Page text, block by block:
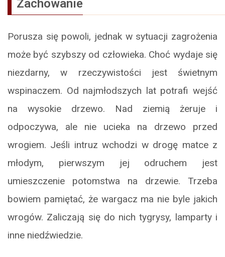
Zachowanie
Porusza się powoli, jednak w sytuacji zagrożenia
może być szybszy od człowieka. Choć wydaje się
niezdarny, w rzeczywistości jest świetnym
wspinaczem. Od najmłodszych lat potrafi wejść
na wysokie drzewo. Nad ziemią żeruje i
odpoczywa, ale nie ucieka na drzewo przed
wrogiem. Jeśli intruz wchodzi w drogę matce z
młodym, pierwszym jej odruchem jest
umieszczenie potomstwa na drzewie. Trzeba
bowiem pamiętać, że wargacz ma nie byle jakich
wrogów. Zaliczają się do nich tygrysy, lamparty i
inne niedźwiedzie.